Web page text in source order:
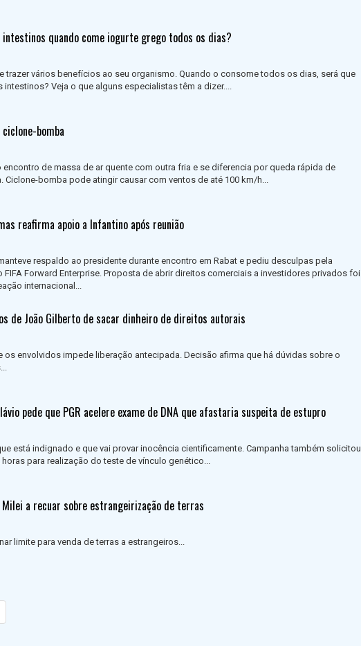
intestinos quando come iogurte grego todos os dias?
trazer vários benefícios ao seu organismo. Quando o consome todos os dias, será que
intestinos? Veja o que alguns especialistas têm a dizer....
bomba
encontro de massa de ar quente com outra fria e se diferencia por queda rápida de
Ciclone-bomba pode atingir causar com ventos de até 100 km/h...
reafirma apoio a Infantino após reunião
respaldo ao presidente durante encontro em Rabat e pediu desculpas pela
Forward Enterprise. Proposta de abrir direitos comerciais a investidores privados foi
internacional...
de João Gilberto de sacar dinheiro de direitos autorais
os envolvidos impede liberação antecipada. Decisão afirma que há dúvidas sobre o
pede que PGR acelere exame de DNA que afastaria suspeita de estupro
está indignado e que vai provar inocência cientificamente. Campanha também solicitou
horas para realização do teste de vínculo genético...
Milei a recuar sobre estrangeirização de terras
limite para venda de terras a estrangeiros...